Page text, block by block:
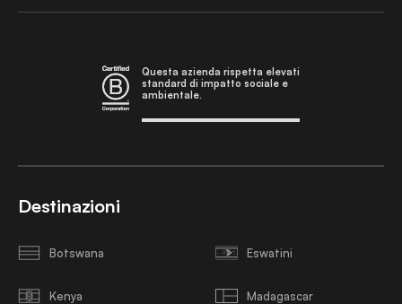
Questa azienda rispetta elevati
standard di impatto sociale e
ambientale.
Destinazioni
Botswana Eswatini
Kenya Madagascar